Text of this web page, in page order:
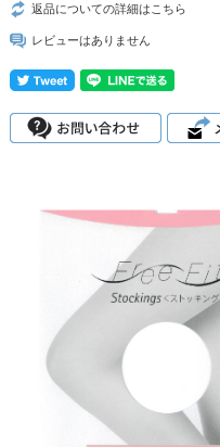
返品についての詳細はこちら
レビューはありません